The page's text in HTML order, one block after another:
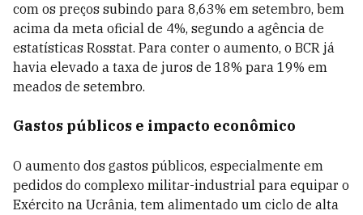
com os preços subindo para 8,63% em setembro, bem
acima da meta oficial de 4%, segundo a agência de
estatísticas Rosstat. Para conter o aumento, o BCR já
havia elevado a taxa de juros de 18% para 19% em
meados de setembro.
Gastos públicos e impacto econômico
O aumento dos gastos públicos, especialmente em
pedidos do complexo militar-industrial para equipar o
Exército na Ucrânia, tem alimentado um ciclo de alta